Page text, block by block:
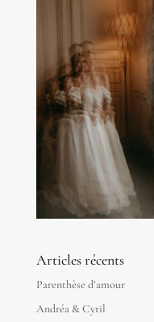
Articles récents
Parenthèse d’amour
Andréa & Cyril